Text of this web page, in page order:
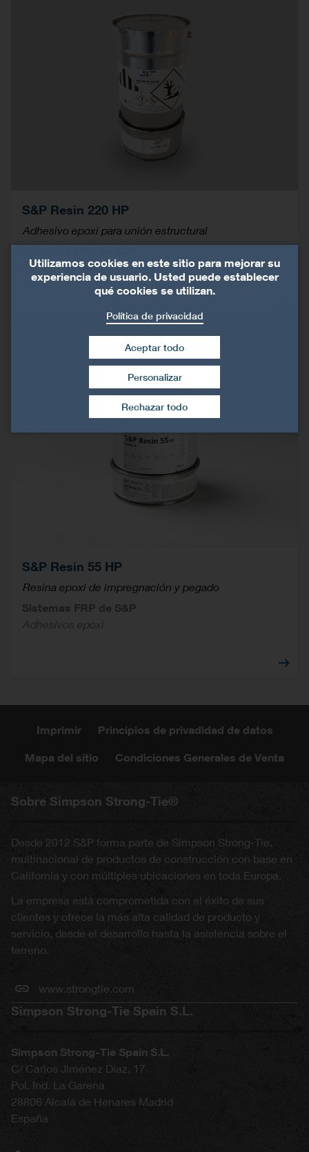
S&P Resin 220 HP
Adhesivo epoxi para unión estructural
Adhesivos epoxi
S&P Resin 55 HP
Resina epoxi de impregnación y pegado
Sistemas FRP de S&P
Adhesivos epoxi
Imprimir Principios de privadidad de datos
Mapa del sitio Condiciones Generales de Venta
Sobre Simpson Strong-Tie®
Desde 2012 S&P forma parte de Simpson Strong-Tie,
multinacional de productos de construcción con base en
California y con múltiples ubicaciones en toda Europa.
La empresa está comprometida con el éxito de sus
clientes y ofrece la más alta calidad de producto y
servicio, desde el desarrollo hasta la asistencia sobre el
terreno.
www.strongtie.com
Simpson Strong-Tie Spain S.L.
Simpson Strong-Tie Spain S.L.
C/ Carlos Jiménez Díaz, 17
Pol. Ind. La Garena
28806 Alcalá de Henares Madrid
España
Utilizamos cookies en este sitio para mejorar su
experiencia de usuario. Usted puede establecer
qué cookies se utilizan.
Política de privacidad
Rechazar todo
Aceptar todo
Retirar el consentimiento
Personalizar